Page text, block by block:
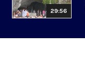
29:56